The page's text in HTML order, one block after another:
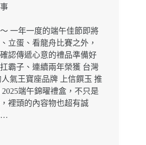
一年一度的端午佳節即將
立蛋、看龍舟比賽之外，
認傳遞心意的禮品準備好
霸子、連續兩年榮獲 台灣
氣王寶座品牌 上信饌玉 推
端午錦曜禮盒，不只是
裡頭的內容物也超有誠
…